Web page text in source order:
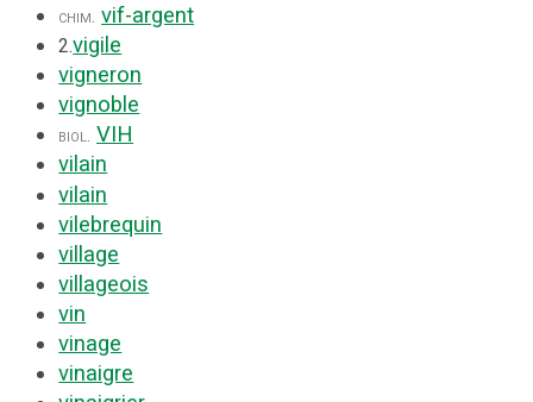
chim. vif-argent
2.vigile
vigneron
vignoble
biol. VIH
vilain
vilain
vilebrequin
village
villageois
vin
vinage
vinaigre